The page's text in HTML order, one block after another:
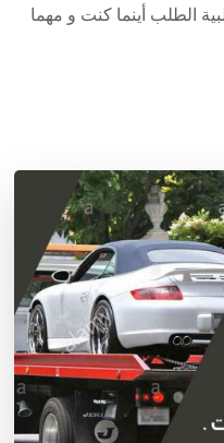
الطلب أينما كنت و مهما